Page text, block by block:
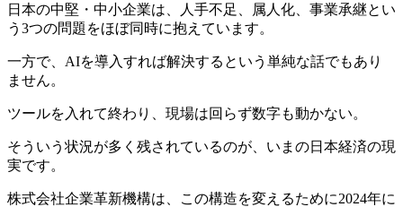
日本の中堅・中小企業は、人手不足、属人化、事業承継とい
う3つの問題をほぼ同時に抱えています。
一方で、AIを導入すれば解決するという単純な話でもあり
ません。
ツールを入れて終わり、現場は回らず数字も動かない。
そういう状況が多く残されているのが、いまの日本経済の現
実です。
株式会社企業革新機構は、この構造を変えるために2024年に